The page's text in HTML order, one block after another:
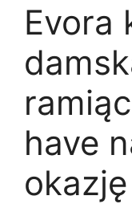
Evora
have
okazję